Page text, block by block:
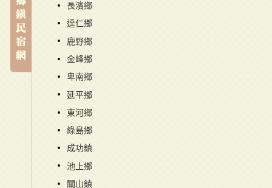
長濱鄉
達仁鄉
鹿野鄉
金峰鄉
卑南鄉
延平鄉
東河鄉
綠島鄉
成功鎮
池上鄉
關山鎮